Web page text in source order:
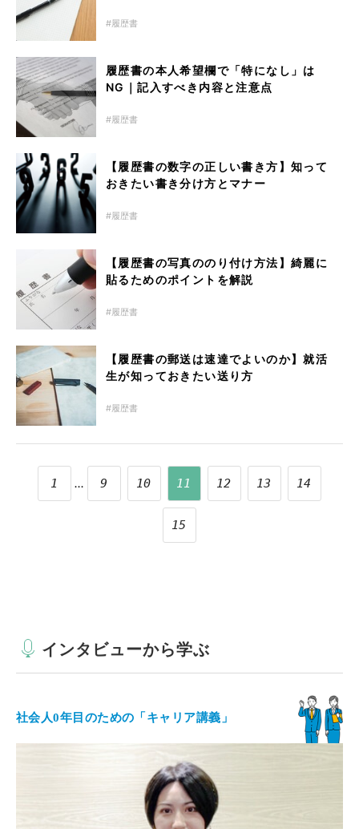
履歴書
履歴書の本人希望欄で「特になし」は
NG｜記入すべき内容と注意点
履歴書
【履歴書の数字の正しい書き方】知って
おきたい書き分け方とマナー
履歴書
【履歴書の写真ののり付け方法】綺麗に
貼るためのポイントを解説
履歴書
【履歴書の郵送は速達でよいのか】就活
生が知っておきたい送り方
履歴書
1 ... 9 10 11 12 13 14
15
インタビューから学ぶ
社会人0年目のための「キャリア講義」